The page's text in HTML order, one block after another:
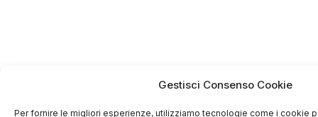
Gestisci Consenso Cookie
Per fornire le migliori esperienze, utilizziamo tecnologie come i cookie